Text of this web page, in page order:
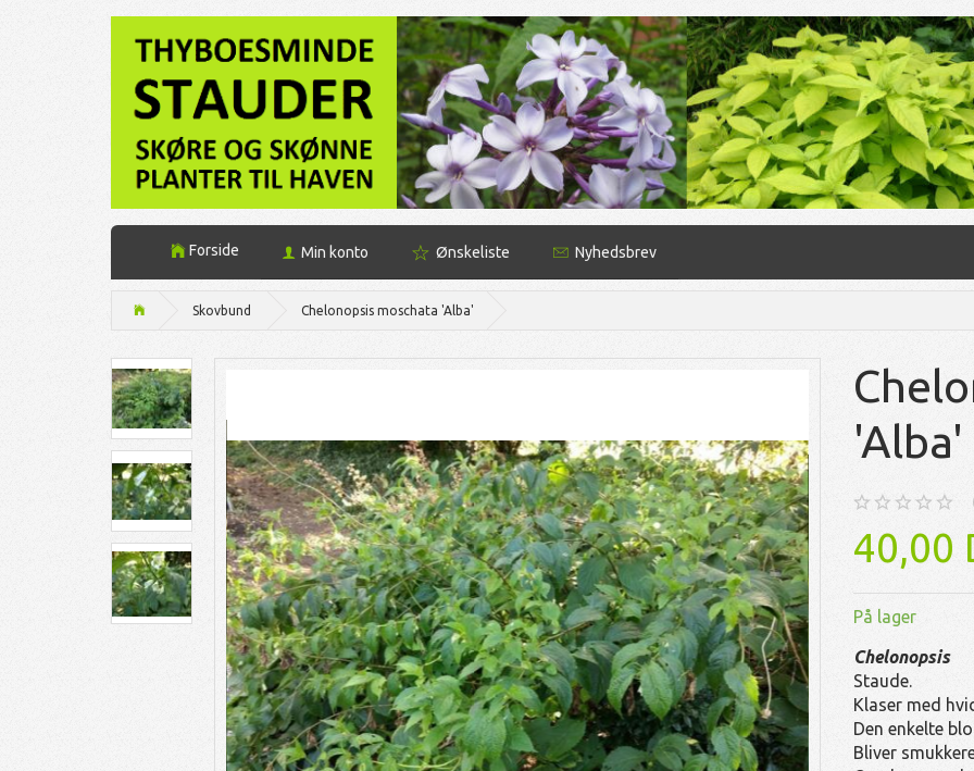
Forside Min konto Ønskeliste Nyhedsbrev
Skovbund Chelonopsis moschata 'Alba'
'Alba'
40,00
På lager
Chelonopsis
Staude.
Klaser med
Den enkelte
Bliver